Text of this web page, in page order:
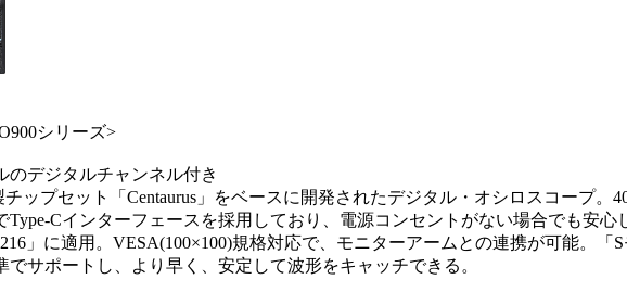
シリーズ>
のデジタルチャンネル付き
チップセット「Centaurus」をベースに開発されたデジタル・オシロスコープ
Cインターフェースを採用しており、電源コンセントがない場合でも安
」に適用。VESA(100×100)規格対応で、モニターアームとの連携が可能。
サポートし、より早く、安定して波形をキャッチできる。